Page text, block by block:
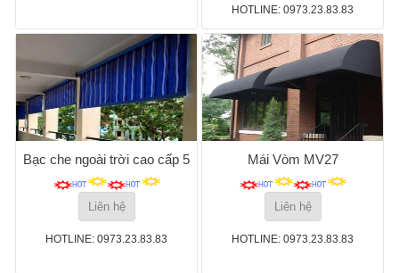
HOTLINE: 0973.23.83.83
Bạc che ngoài trời cao cấp 5
Liên hệ
HOTLINE: 0973.23.83.83
Mái Vòm MV27
Liên hệ
HOTLINE: 0973.23.83.83